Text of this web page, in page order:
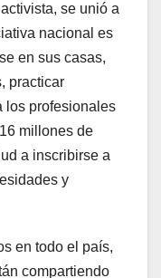
se unió a
nacional es
en sus casas,
practicar
los profesionales
millones de
a inscribirse a
y
en todo el país,
compartiendo